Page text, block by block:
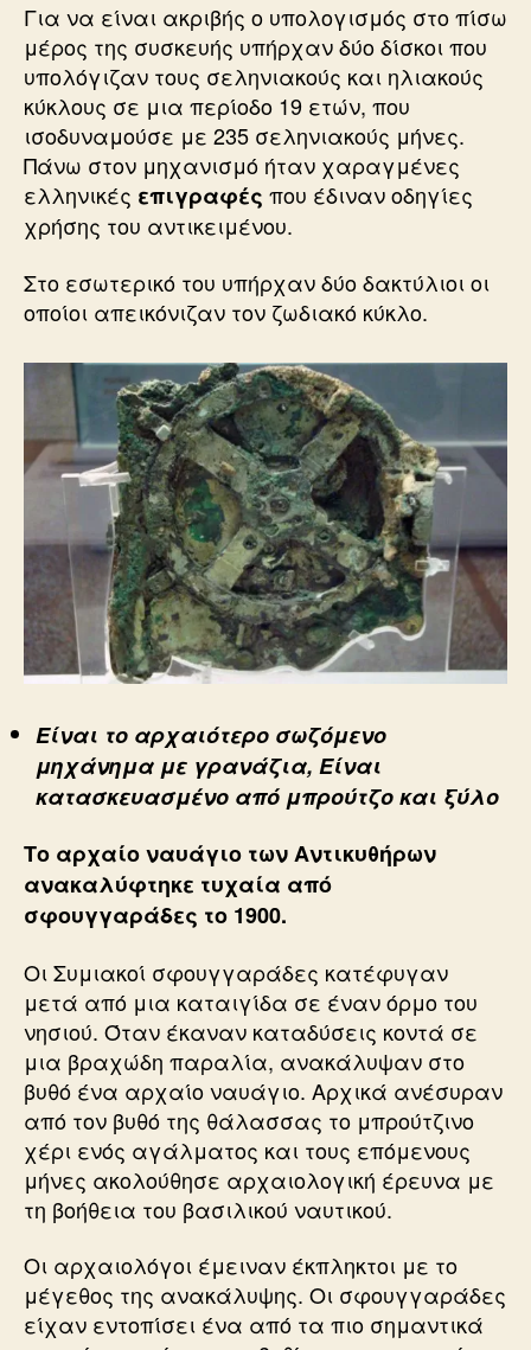
Για να είναι ακριβής ο υπολογισμός στο πίσω
μέρος της συσκευής υπήρχαν δύο δίσκοι που
υπολόγιζαν τους σεληνιακούς και ηλιακούς
κύκλους σε μια περίοδο 19 ετών, που
ισοδυναμούσε με 235 σεληνιακούς μήνες.
Πάνω στον μηχανισμό ήταν χαραγμένες
ελληνικές επιγραφές που έδιναν οδηγίες
χρήσης του αντικειμένου.
Στο εσωτερικό του υπήρχαν δύο δακτύλιοι οι
οποίοι απεικόνιζαν τον ζωδιακό κύκλο.
Είναι το αρχαιότερο σωζόμενο
μηχάνημα με γρανάζια, Είναι
κατασκευασμένο από μπρούτζο και ξύλο
Το αρχαίο ναυάγιο των Αντικυθήρων
ανακαλύφτηκε τυχαία από
σφουγγαράδες το 1900.
Οι Συμιακοί σφουγγαράδες κατέφυγαν
μετά από μια καταιγίδα σε έναν όρμο του
νησιού. Όταν έκαναν καταδύσεις κοντά σε
μια βραχώδη παραλία, ανακάλυψαν στο
βυθό ένα αρχαίο ναυάγιο. Αρχικά ανέσυραν
από τον βυθό της θάλασσας το μπρούτζινο
χέρι ενός αγάλματος και τους επόμενους
μήνες ακολούθησε αρχαιολογική έρευνα με
τη βοήθεια του βασιλικού ναυτικού.
Οι αρχαιολόγοι έμειναν έκπληκτοι με το
μέγεθος της ανακάλυψης. Οι σφουγγαράδες
είχαν εντοπίσει ένα από τα πιο σημαντικά